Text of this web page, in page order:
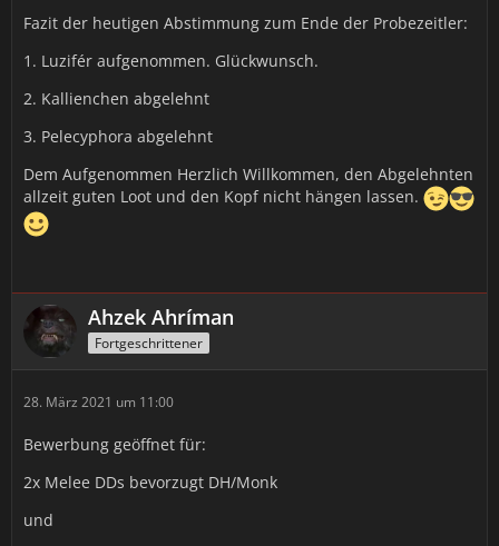
Fazit der heutigen Abstimmung zum Ende der Probezeitler:
1. Luzifér aufgenommen. Glückwunsch.
2. Kallienchen abgelehnt
3. Pelecyphora abgelehnt
Dem Aufgenommen Herzlich Willkommen, den Abgelehnten
allzeit guten Loot und den Kopf nicht hängen lassen.
Ahzek Ahríman
Fortgeschrittener
28. März 2021 um 11:00
Bewerbung geöffnet für:
2x Melee DDs bevorzugt DH/Monk
und